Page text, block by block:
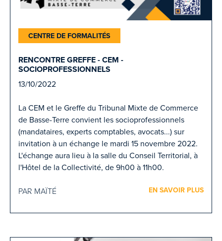
CENTRE DE FORMALITÉS
RENCONTRE GREFFE - CEM -
SOCIOPROFESSIONNELS
13/10/2022
La CEM et le Greffe du Tribunal Mixte de Commerce
de Basse-Terre convient les socioprofessionnels
(mandataires, experts comptables, avocats...) sur
invitation à un échange le mardi 15 novembre 2022.
L'échange aura lieu à la salle du Conseil Territorial, à
l'Hôtel de la Collectivité, de 9h00 à 11h00.
PAR MAÏTÉ EN SAVOIR PLUS